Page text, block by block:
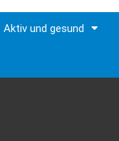
Aktiv und gesund